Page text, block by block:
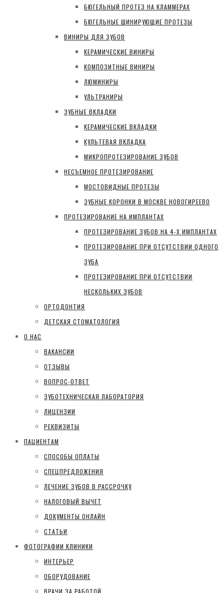
БЮГЕЛЬНЫЙ ПРОТЕЗ НА КЛАММЕРАХ
БЮГЕЛЬНЫЕ ШИНИРУЮЩИЕ ПРОТЕЗЫ
ВИНИРЫ ДЛЯ ЗУБОВ
КЕРАМИЧЕСКИЕ ВИНИРЫ
КОМПОЗИТНЫЕ ВИНИРЫ
ЛЮМИНИРЫ
УЛЬТРАНИРЫ
ЗУБНЫЕ ВКЛАДКИ
КЕРАМИЧЕСКИЕ ВКЛАДКИ
КУЛЬТЕВАЯ ВКЛАДКА
МИКРОПРОТЕЗИРОВАНИЕ ЗУБОВ
НЕСЪЕМНОЕ ПРОТЕЗИРОВАНИЕ
МОСТОВИДНЫЕ ПРОТЕЗЫ
ЗУБНЫЕ КОРОНКИ В МОСКВЕ НОВОГИРЕЕВО
ПРОТЕЗИРОВАНИЕ НА ИМПЛАНТАХ
ПРОТЕЗИРОВАНИЕ ЗУБОВ НА 4-Х ИМПЛАНТАХ
ПРОТЕЗИРОВАНИЕ ПРИ ОТСУТСТВИИ ОДНОГО
ЗУБА
ПРОТЕЗИРОВАНИЕ ПРИ ОТСУТСТВИИ
НЕСКОЛЬКИХ ЗУБОВ
ОРТОДОНТИЯ
ДЕТСКАЯ СТОМАТОЛОГИЯ
О НАС
ВАКАНСИИ
ОТЗЫВЫ
ВОПРОС-ОТВЕТ
ЗУБОТЕХНИЧЕСКАЯ ЛАБОРАТОРИЯ
ЛИЦЕНЗИИ
РЕКВИЗИТЫ
ПАЦИЕНТАМ
СПОСОБЫ ОПЛАТЫ
СПЕЦПРЕДЛОЖЕНИЯ
ЛЕЧЕНИЕ ЗУБОВ В РАССРОЧКУ
НАЛОГОВЫЙ ВЫЧЕТ
ДОКУМЕНТЫ ОНЛАЙН
СТАТЬИ
ФОТОГРАФИИ КЛИНИКИ
ИНТЕРЬЕР
ОБОРУДОВАНИЕ
ВРАЧИ ЗА РАБОТОЙ